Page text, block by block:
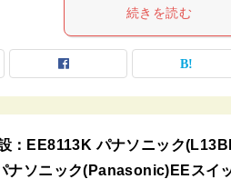
続きを読む
：EE8113K パナソニック
ソニック(Panasonic)EEスイ